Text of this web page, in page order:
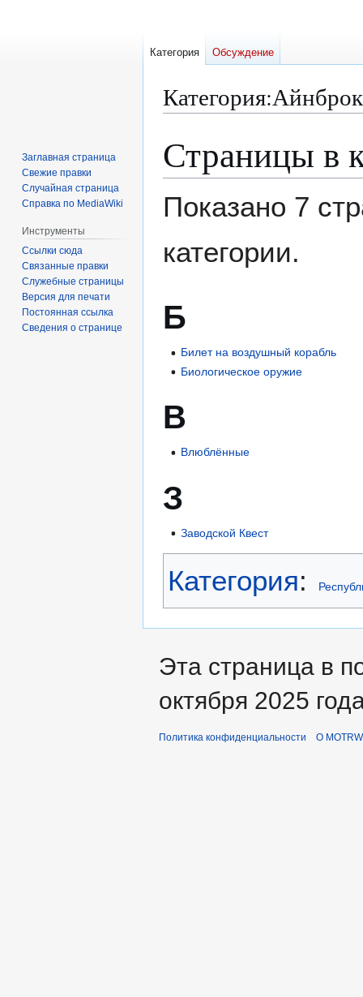
Категория:Айнброк
к
навигации
кСтраницы в
Показано 7
категории.
Б
Билет на воздушный корабль
Биологическое оружие
В
Влюблённые
З
Заводской Квест
Категория:
Категория Обсуждение
Заглавная страница
Свежие правки
Случайная страница
Справка по MediaWiki
Инструменты
Ссылки сюда
Связанные правки
Служебные страницы
Версия для печати
Постоянная ссылка
Сведения о странице
Эта страница в
октября 2025
Политика конфиденциальности О